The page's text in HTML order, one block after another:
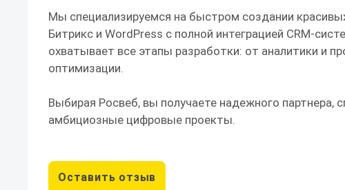
Мы специализируемся на быстром создании
Битрикс и WordPress с полной интеграцией CRM-
охватывает все этапы разработки: от аналитики и
оптимизации.
Выбирая Росвеб, вы получаете надежного
амбициозные цифровые проекты.
Оставить отзыв